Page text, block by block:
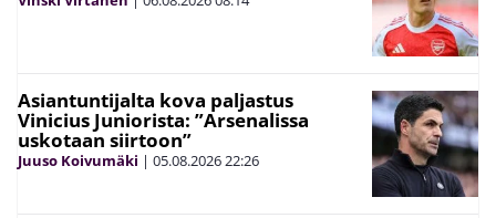
Asiantuntijalta kova paljastus
Vinicius Juniorista: ”Arsenalissa
uskotaan siirtoon”
Juuso Koivumäki | 05.08.202622:26